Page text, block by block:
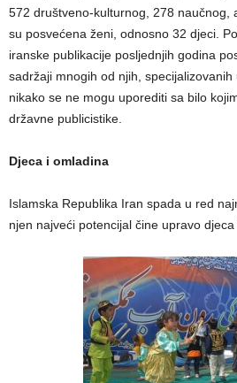
572 društveno-kulturnog, 278 naučnog,
su posvećena ženi, odnosno 32 djeci.
iranske publikacije posljednjih godina
sadržaji mnogih od njih,
nikako se ne mogu uporediti sa bilo
državne publicistike.
Djeca i omladina
Islamska Republika Iran spada u red
njen najveći potencijal čine upravo